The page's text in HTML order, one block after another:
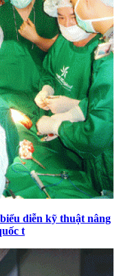
diễn kỹ thuật nâng
t